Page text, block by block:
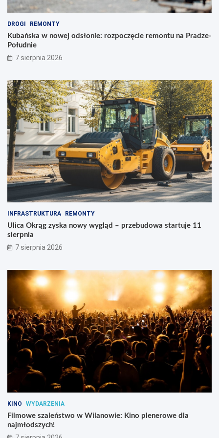
w
s
k
e
u
l
e
!
t
u
a
P
r
z
e
-
P
o
ł
u
d
n
i
e
DROGI REMONTY
Kubańska w nowej odsłonie: rozpoczęcie remontu na Pradze-
Południe
7 sierpnia 2026
INFRASTRUKTURA REMONTY
Ulica Okrąg zyska nowy wygląd – przebudowa startuje 11
sierpnia
7 sierpnia 2026
KINO WYDARZENIA
Filmowe szaleństwo w Wilanowie: Kino plenerowe dla
najmłodszych!